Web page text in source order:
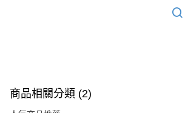
商品相關分類 (2)